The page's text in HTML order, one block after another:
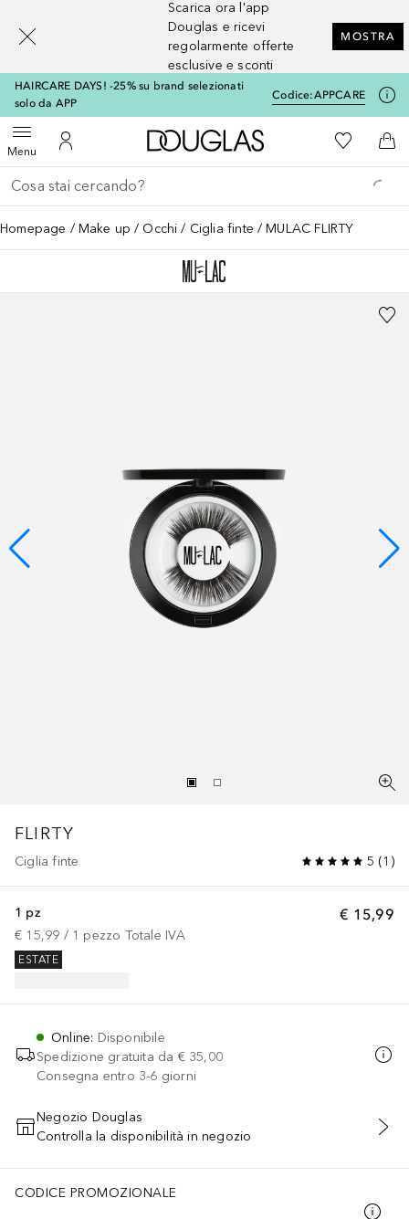
Scarica ora l'app
Douglas e ricevi
regolarmente offerte
esclusive e sconti
MOSTRA
HAIRCARE DAYS! -25% su brand selezionati
solo da APP
Codice:APPCARE
MenuApri menuAl Mio Account
A Douglas HomeAlla Mia
Al
Torna indietro
Esegui ricerca
Homepage Make up Occhi Ciglia finte MULAC FLIRTY
FLIRTY
Ciglia finte 5 (1 )
€ 15,99
1 pz
€ 15,99 / 1 pezzo Totale IVA
ESTATE
Online: Disponibile
Spedizione gratuita da € 35,00
Consegna entro 3-6 giorni
AGGIUNGI AL CARRELLO
Negozio Douglas
Controlla la disponibilità in negozio
CODICE PROMOZIONALE
[navigation.slideout.screenreader]